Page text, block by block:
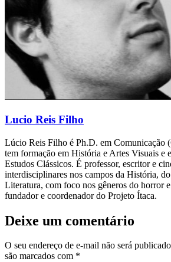
Lucio Reis Filho
Lúcio Reis Filho é Ph.D. em Comunicação
tem formação em História e Artes Visuais e
Estudos Clássicos. É professor, escritor e
interdisciplinares nos campos da História,
Literatura, com foco nos gêneros do horror
fundador e coordenador do Projeto Ítaca.
Deixe um comentário
O seu endereço de e-mail não será
são marcados com *